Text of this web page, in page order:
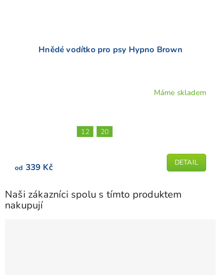
Hnědé vodítko pro psy Hypno Brown
hvězdiček.
Máme skladem
od 339 Kč DETAIL
12 20
Naši zákazníci spolu s tímto produktem
nakupují